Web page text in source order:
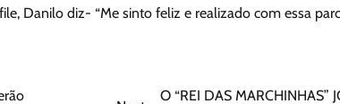
Danilo diz- “Me sinto feliz e realizado com essa
O “REI DAS MARCHINHAS”